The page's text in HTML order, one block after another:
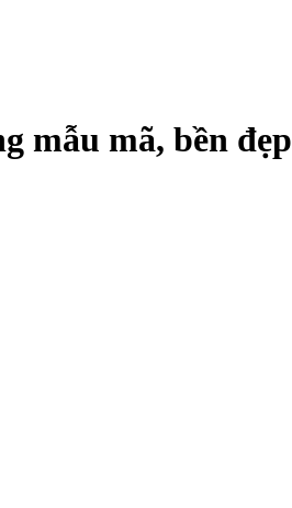
mẫu mã, bền đẹp